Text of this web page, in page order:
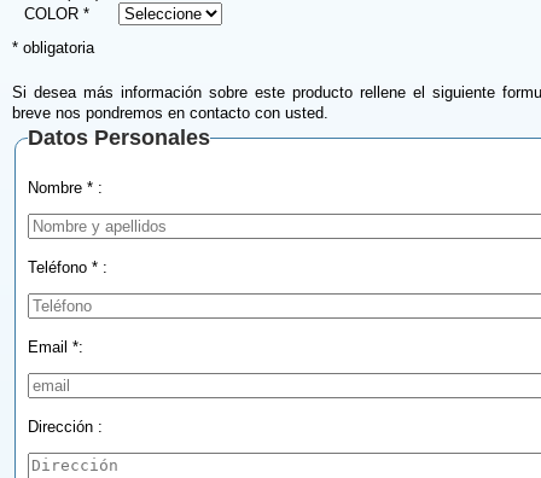
COLOR *
* obligatoria
Si desea más información sobre este producto rellene el siguiente
breve nos pondremos en contacto con usted.
Datos Personales
Nombre * :
Teléfono * :
Email *:
Dirección :